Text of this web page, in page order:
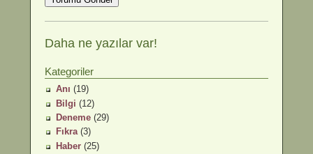
Daha ne yazılar var!
Kategoriler
Anı (19)
Bilgi (12)
Deneme (29)
Fıkra(3)
Haber (25)